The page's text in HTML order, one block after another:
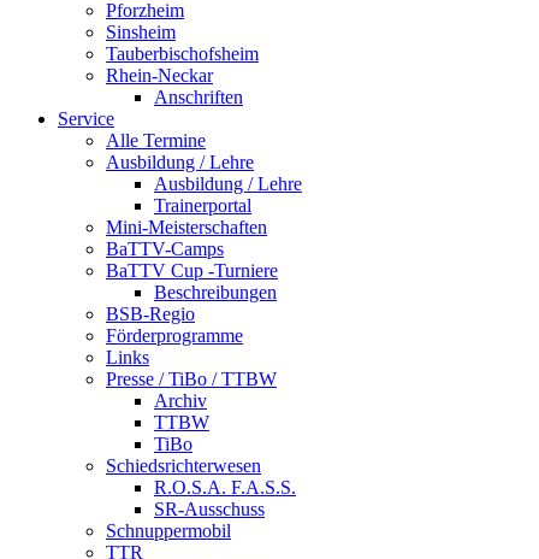
Pforzheim
Sinsheim
Tauberbischofsheim
Rhein-Neckar
Anschriften
Service
Alle Termine
Ausbildung / Lehre
Ausbildung / Lehre
Trainerportal
Mini-Meisterschaften
BaTTV-Camps
BaTTV Cup -Turniere
Beschreibungen
BSB-Regio
Förderprogramme
Links
Presse / TiBo / TTBW
Archiv
TTBW
TiBo
Schiedsrichterwesen
R.O.S.A. F.A.S.S.
SR-Ausschuss
Schnuppermobil
TTR